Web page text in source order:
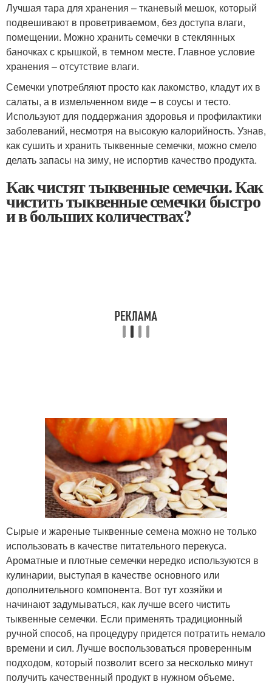
Лучшая тара для хранения – тканевый мешок, который
подвешивают в проветриваемом, без доступа влаги,
помещении. Можно хранить семечки в стеклянных
баночках с крышкой, в темном месте. Главное условие
хранения – отсутствие влаги.
Семечки употребляют просто как лакомство, кладут их в
салаты, а в измельченном виде – в соусы и тесто.
Используют для поддержания здоровья и профилактики
заболеваний, несмотря на высокую калорийность. Узнав,
как сушить и хранить тыквенные семечки, можно смело
делать запасы на зиму, не испортив качество продукта.
Как чистят тыквенные семечки. Как
чистить тыквенные семечки быстро
и в больших количествах?
Сырые и жареные тыквенные семена можно не только
использовать в качестве питательного перекуса.
Ароматные и плотные семечки нередко используются в
кулинарии, выступая в качестве основного или
дополнительного компонента. Вот тут хозяйки и
начинают задумываться, как лучше всего чистить
тыквенные семечки. Если применять традиционный
ручной способ, на процедуру придется потратить немало
времени и сил. Лучше воспользоваться проверенным
подходом, который позволит всего за несколько минут
получить качественный продукт в нужном объеме.